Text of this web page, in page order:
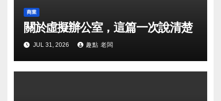
商業
關於虛擬辦公室，這篇一次說清楚
JUL 31, 2026 趣點 老闆